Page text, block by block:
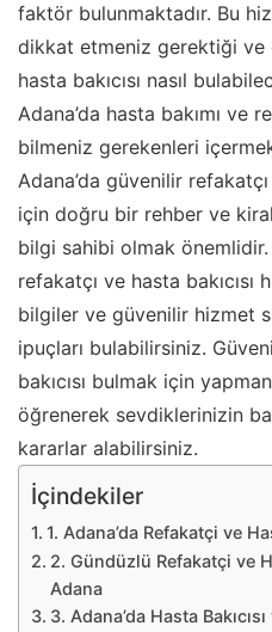
faktör bulunmaktadır. Bu
dikkat etmeniz gerektiği ve
hasta bakıcısı nasıl
Adana’da hasta bakımı ve
bilmeniz gerekenleri
Adana’da güvenilir
için doğru bir rehber ve
bilgi sahibi olmak önemlidir.
refakatçı ve hasta bakıcısı
bilgiler ve güvenilir hizmet
ipuçları bulabilirsiniz.
bakıcısı bulmak için
öğrenerek sevdiklerinizin
kararlar alabilirsiniz.
İçindekiler
1. Adana’da Refakatçi ve
2. Gündüzlü Refakatçi ve
Adana
3. Adana’da Hasta